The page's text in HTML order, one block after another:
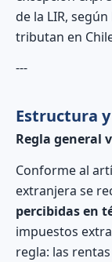
de la LIR,
tributan en
---
Estructura
Regla general
Conforme al
extranjera se
percibidas en
impuestos
regla: las